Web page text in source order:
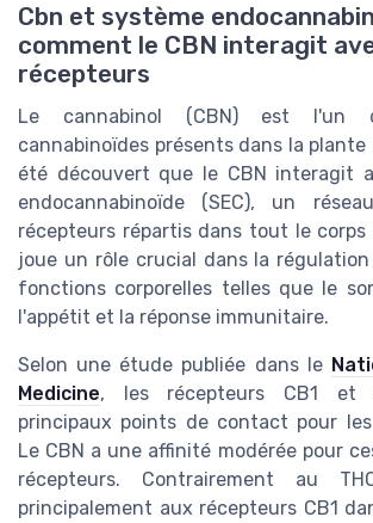
Cbn et système
comment le CBN interagit
récepteurs
Le cannabinol (CBN) est l'un
cannabinoïdes présents dans la plante
été découvert que le CBN interagit
endocannabinoïde (SEC), un
récepteurs répartis dans tout le corps
joue un rôle crucial dans la
fonctions corporelles telles que le
l'appétit et la réponse immunitaire.
Selon une étude publiée dans le
Medicine, les récepteurs CB1 et
principaux points de contact pour les
Le CBN a une affinité modérée pour
récepteurs. Contrairement au
principalement aux récepteurs CB1